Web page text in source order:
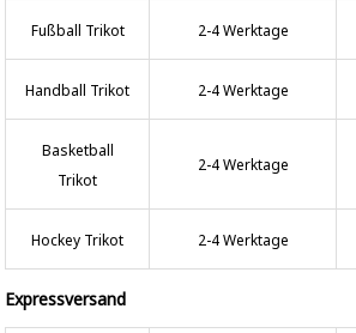
Fußball Trikot 2-4 Werktage
Handball Trikot 2-4 Werktage
Basketball
Trikot
2-4 Werktage
Hockey Trikot 2-4 Werktage
Expressversand